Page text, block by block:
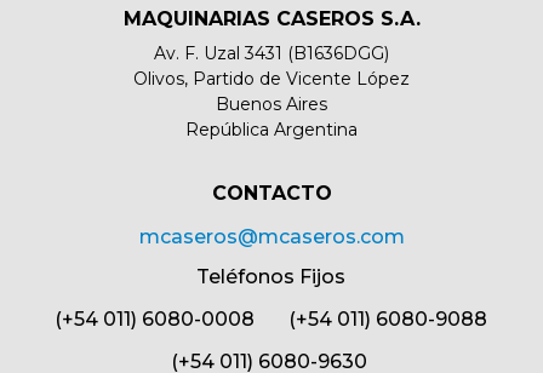
MAQUINARIAS CASEROS S.A.
Av. F. Uzal 3431 (B1636DGG)
Olivos, Partido de Vicente López
Buenos Aires
República Argentina
CONTACTO​
mcaseros@mcaseros.com
Teléfonos Fijos
(+54 011) 6080-0008 (+54 011) 6080-9088
(+54 011) 6080-9630